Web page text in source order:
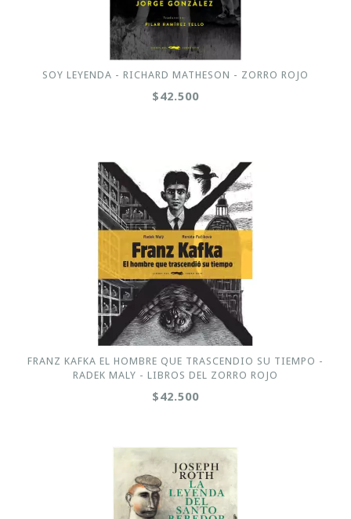
SOY LEYENDA - RICHARD MATHESON - ZORRO ROJO
$42.500
FRANZ KAFKA EL HOMBRE QUE TRASCENDIO SU TIEMPO -
RADEK MALY - LIBROS DEL ZORRO ROJO
$42.500